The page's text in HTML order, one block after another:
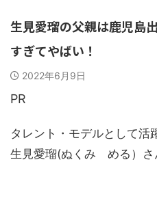
生見愛瑠の父親は鹿児島
すぎてやばい！
2022年6月9日
PR
タレント・モデルとして活
生見愛瑠(ぬくみ める）さ